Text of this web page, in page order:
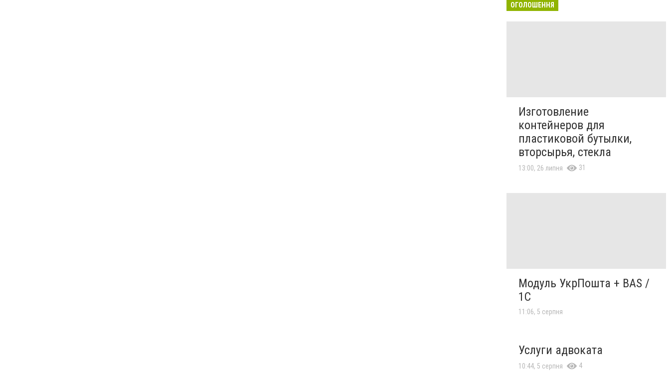
ОГОЛОШЕННЯ
Изготовление
контейнеров для
пластиковой бутылки,
вторсырья, стекла
13:00, 26 липня 31
Модуль УкрПошта + BAS /
1C
11:06, 5 серпня
Услуги адвоката
10:44, 5 серпня 4